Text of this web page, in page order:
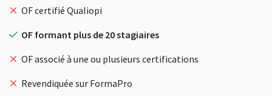
OF certifié Qualiopi
OF formant plus de 20 stagiaires
OF associé à une ou plusieurs certifications
Revendiquée sur FormaPro